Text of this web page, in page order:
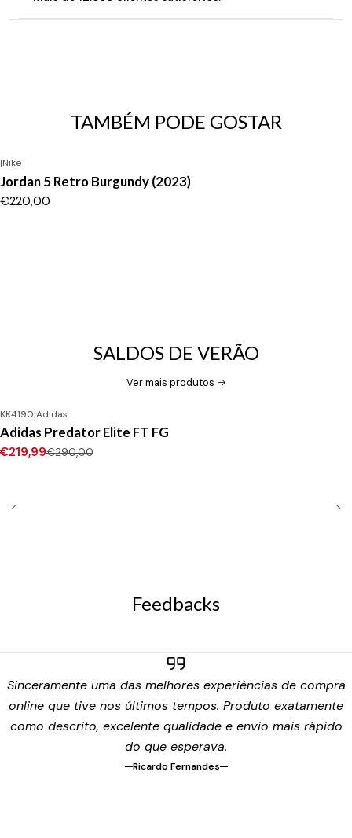
TAMBÉM PODE GOSTAR
|Nike
Jordan 5 Retro Burgundy (2023)
€220,00
SALDOS DE VERÃO
Ver mais produtos
-24%DESCONTO
Novo
KK4190|Adidas
Adidas Predator Elite FT FG
€219,99€290,00
Feedbacks
Sinceramente uma das melhores experiências de compra
online que tive nos últimos tempos. Produto exatamente
como descrito, excelente qualidade e envio mais rápido
do que esperava.
Ricardo Fernandes